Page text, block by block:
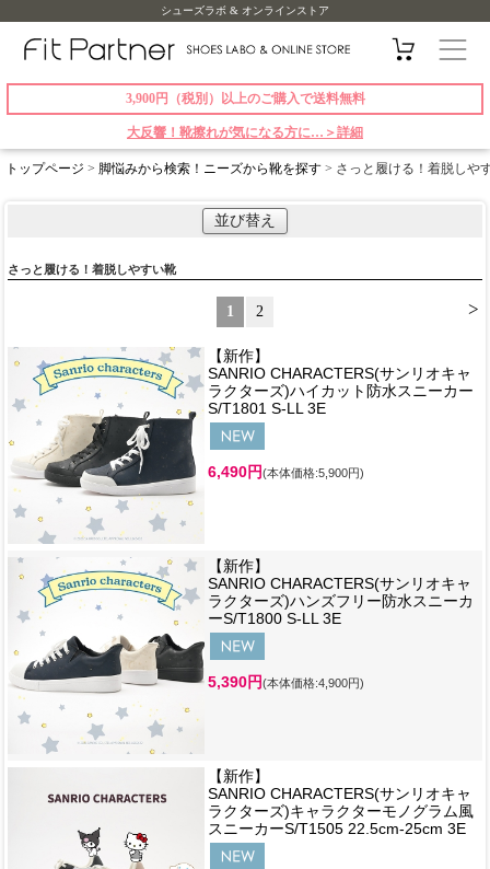
シューズラボ & オンラインストア
3,900円（税別）以上のご購入で送料無料
大反響！靴擦れが気になる方に…＞詳細
トップページ > 脚悩みから検索！ニーズから靴を探す > さっと履ける！着脱しや
並び替え
さっと履ける！着脱しやすい靴
>
1 2
【新作】
SANRIO CHARACTERS(サンリオキャ
ラクターズ)ハイカット防水スニーカー
S/T1801 S-LL 3E
6,490円(本体価格:5,900円)
【新作】
SANRIO CHARACTERS(サンリオキャ
ラクターズ)ハンズフリー防水スニーカ
ーS/T1800 S-LL 3E
5,390円(本体価格:4,900円)
【新作】
SANRIO CHARACTERS(サンリオキャ
ラクターズ)キャラクターモノグラム風
スニーカーS/T1505 22.5cm-25cm 3E